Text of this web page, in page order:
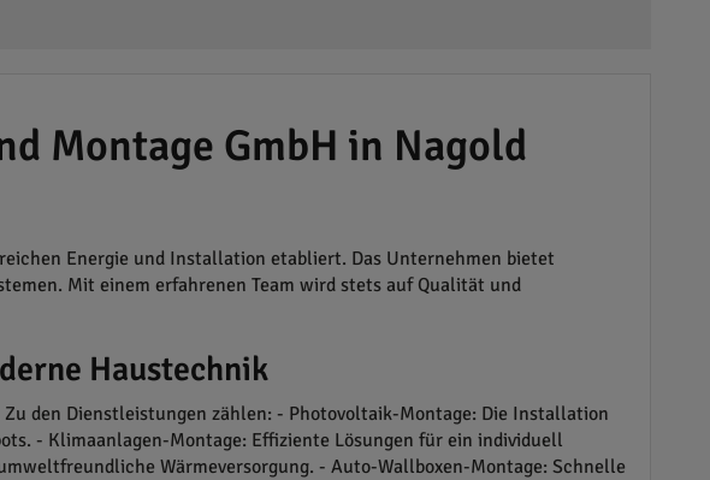
Montage GmbH in Nagold
Energie und Installation etabliert. Das Unternehmen bietet
Mit einem erfahrenen Team wird stets auf Qualität und
Haustechnik
den Dienstleistungen zählen: - Photovoltaik-Montage: Die Installation
- Klimaanlagen-Montage: Effiziente Lösungen für ein individuell
Wärmeversorgung. - Auto-Wallboxen-Montage: Schnelle